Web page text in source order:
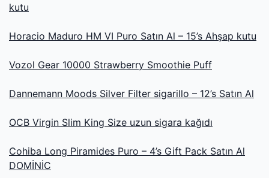
kutu
Horacio Maduro HM VI Puro Satın Al – 15’s Ahşap kutu
Vozol Gear 10000 Strawberry Smoothie Puff
Dannemann Moods Silver Filter sigarillo – 12’s Satın Al
OCB Virgin Slim King Size uzun sigara kağıdı
Cohiba Long Piramides Puro – 4’s Gift Pack Satın Al
DOMİNİC